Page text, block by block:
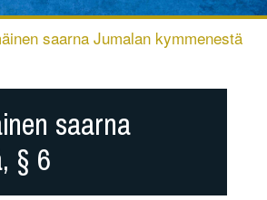
saarna Jumalan kymmenestä
saarna
§ 6